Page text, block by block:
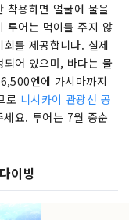
착용하면 얼굴에 물을
투어는 먹이를 주지 않
를 제공합니다. 실제
되어 있으며, 바다는 물
엔에 가시마까지
로 니시카이 관광선 공
요. 투어는 7월 중순
이빙